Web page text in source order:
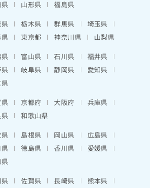
山形県
福島県
栃木県 群馬県
埼玉県
東京都 神奈川県
山梨県
富山県 石川県
福井県
岐阜県 静岡県
愛知県
京都府 大阪府
兵庫県
和歌山県
島根県 岡山県
広島県
徳島県 香川県
愛媛県
佐賀県 長崎県
熊本県